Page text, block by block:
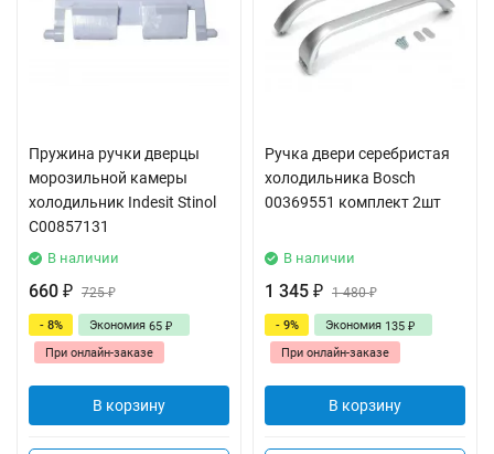
Пружина ручки дверцы
морозильной камеры
холодильник Indesit Stinol
C00857131
В наличии
660 ₽ 725₽
- 8% Экономия 65 ₽
При онлайн-заказе
В корзину
Ручка двери серебристая
холодильника Bosch
00369551 комплект 2шт
В наличии
1 345 ₽ 1 480₽
- 9% Экономия 135 ₽
При онлайн-заказе
В корзину